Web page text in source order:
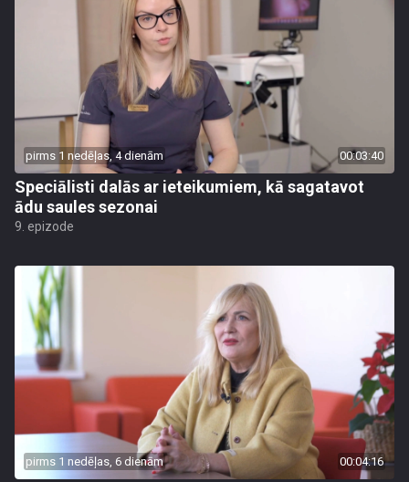
pirms 1 nedēļas, 4 dienām 00:03:40
Speciālisti dalās ar ieteikumiem, kā sagatavot
ādu saules sezonai
9. epizode
pirms 1 nedēļas, 6 dienām 00:04:16